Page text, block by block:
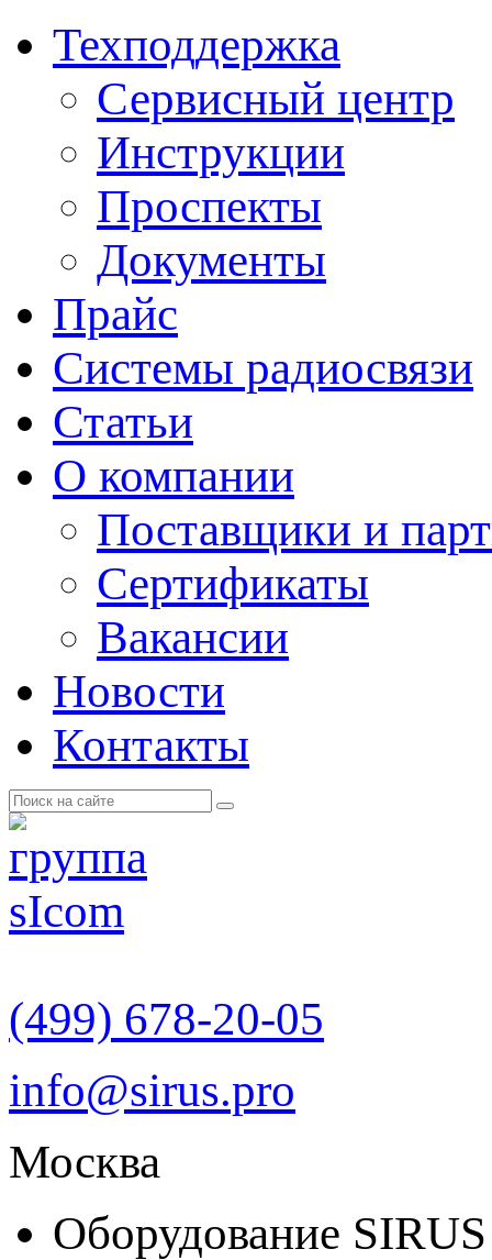
Техподдержка
Сервисный центр
Инструкции
Проспекты
Документы
Прайс
Системы радиосвязи
Статьи
О компании
Поставщики и
Cертификаты
Вакансии
Новости
Контакты
(499) 678-20-05
info@sirus.pro
Москва
Оборудование SIRUS